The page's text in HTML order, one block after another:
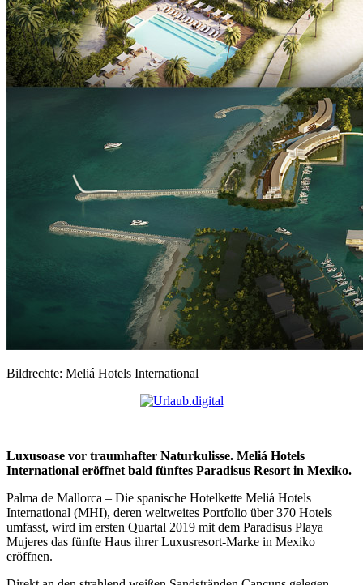
Bildrechte: Meliá Hotels International
Luxusoase vor traumhafter Naturkulisse. Meliá Hotels
International eröffnet bald fünftes Paradisus Resort in Mexiko.
Palma de Mallorca – Die spanische Hotelkette Meliá Hotels
International (MHI), deren weltweites Portfolio über 370 Hotels
umfasst, wird im ersten Quartal 2019 mit dem Paradisus Playa
Mujeres das fünfte Haus ihrer Luxusresort-Marke in Mexiko
eröffnen.